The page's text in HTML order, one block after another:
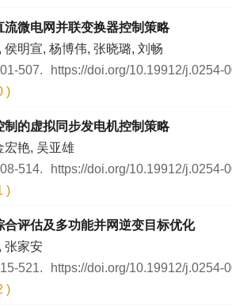
流微电网并联变换器控制策略
侯明宣, 杨博伟, 张晓璐, 刘畅
507.
https://doi.org/10.19912/j.0254-
)
制的虚拟同步发电机控制策略
宏艳, 吴亚雄
514.
https://doi.org/10.19912/j.0254-
)
合评估及多功能并网逆变目标优化
张家安
521.
https://doi.org/10.19912/j.0254-
)